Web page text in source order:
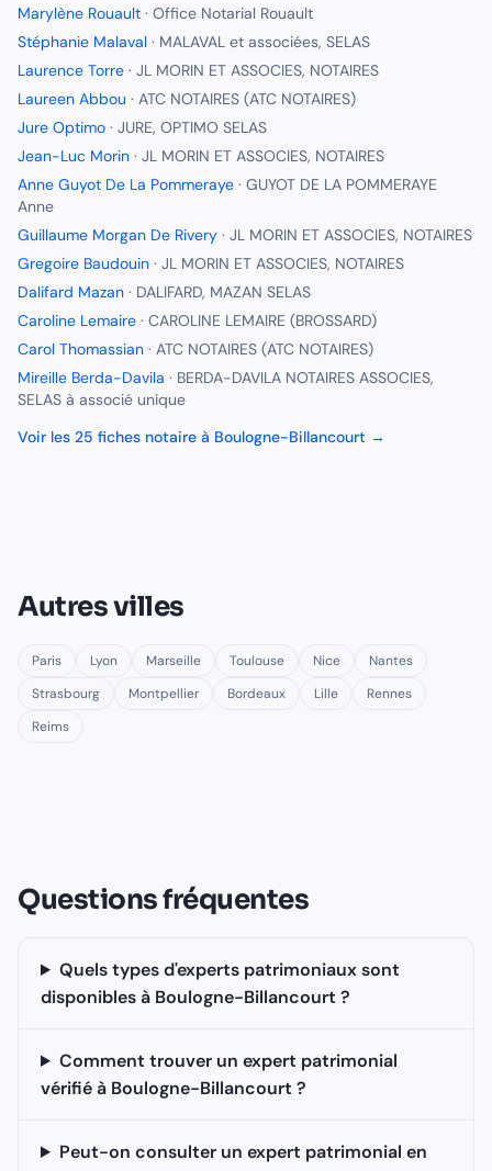
Marylène Rouault · Office Notarial Rouault
Stéphanie Malaval · MALAVAL et associées, SELAS
Laurence Torre · JL MORIN ET ASSOCIES, NOTAIRES
Laureen Abbou · ATC NOTAIRES (ATC NOTAIRES)
Jure Optimo · JURE, OPTIMO SELAS
Jean-Luc Morin · JL MORIN ET ASSOCIES, NOTAIRES
Anne Guyot De La Pommeraye · GUYOT DE LA POMMERAYE
Anne
Guillaume Morgan De Rivery · JL MORIN ET ASSOCIES, NOTAIRES
Gregoire Baudouin · JL MORIN ET ASSOCIES, NOTAIRES
Dalifard Mazan · DALIFARD, MAZAN SELAS
Caroline Lemaire · CAROLINE LEMAIRE (BROSSARD)
Carol Thomassian · ATC NOTAIRES (ATC NOTAIRES)
Mireille Berda-Davila · BERDA-DAVILA NOTAIRES ASSOCIES,
SELAS à associé unique
Voir les 25 fiches notaire à Boulogne-Billancourt →
Autres villes
Paris Lyon Marseille Toulouse Nice
Nantes
Strasbourg
Montpellier Bordeaux Lille
Rennes
Reims
Questions fréquentes
Quels types d'experts patrimoniaux sont
disponibles à Boulogne-Billancourt ?
Comment trouver un expert patrimonial
vérifié à Boulogne-Billancourt ?
Peut-on consulter un expert patrimonial en